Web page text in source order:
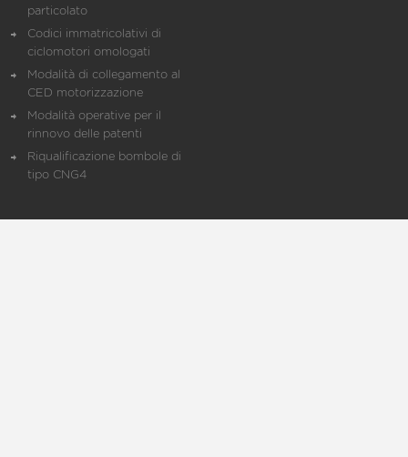
particolato
Codici immatricolativi di
ciclomotori omologati
Modalità di collegamento al
CED motorizzazione
Modalità operative per il
rinnovo delle patenti
Riqualificazione bombole di
tipo CNG4